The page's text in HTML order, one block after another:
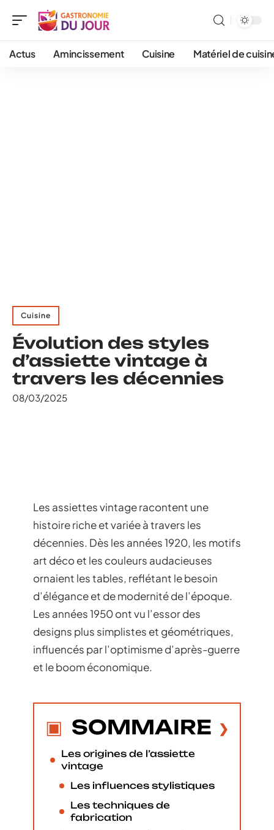
Actus Amincissement Cuisine Matériel de
Cuisine
Évolution des styles
d’assiette vintage à
travers les décennies
08/03/2025
Les assiettes vintage racontent une
histoire riche et variée à travers les
décennies. Dès les années 1920, les motifs
art déco et les couleurs audacieuses
ornaient les tables, reflétant le besoin
d’élégance et de modernité de l’époque.
Les années 1950 ont vu l’essor des
designs plus simplistes et géométriques,
influencés par l’optimisme d’après-guerre
et le boom économique.
SOMMAIRE
Les origines de l’assiette
vintage
Les influences stylistiques
Les techniques de
fabrication